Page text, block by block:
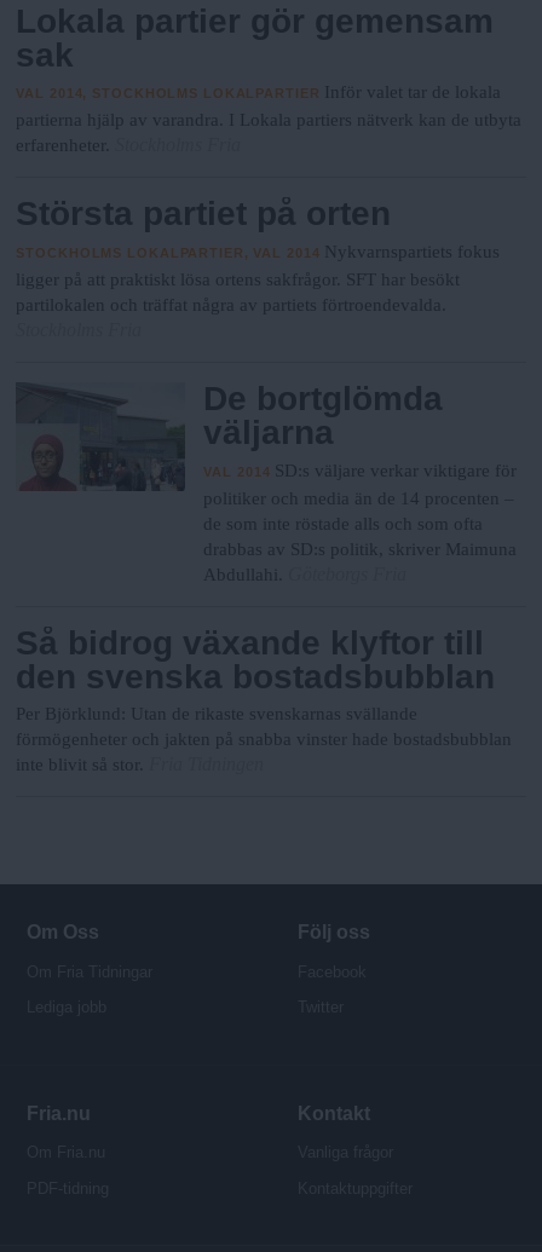
Lokala partier gör gemensam
sak
VAL 2014, STOCKHOLMS LOKALPARTIER Inför valet tar de lokala
partierna hjälp av varandra. I Lokala partiers nätverk kan de utbyta
erfarenheter.
Största partiet på orten
STOCKHOLMS LOKALPARTIER, VAL 2014 Nykvarnspartiets fokus
ligger på att praktiskt lösa ortens sakfrågor. SFT har besökt
partilokalen och träffat några av partiets förtroendevalda.
De bortglömda
väljarna
VAL 2014 SD:s väljare verkar viktigare för
politiker och media än de 14 procenten –
de som inte röstade alls och som ofta
drabbas av SD:s politik, skriver Maimuna
Abdullahi.
Så bidrog växande klyftor till
den svenska bostadsbubblan
Per Björklund: Utan de rikaste svenskarnas svällande
förmögenheter och jakten på snabba vinster hade bostadsbubblan
inte blivit så stor.
Om Oss Följ oss
Fria.nu Kontakt